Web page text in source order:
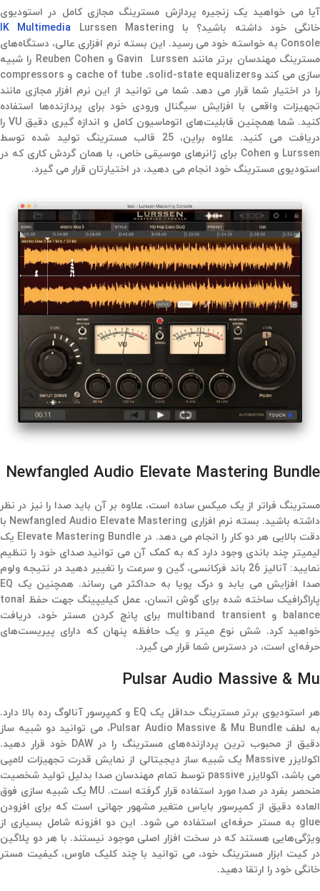
آیا می خواهید یک زنجیره پردازش مسترینگ مجازی کامل در استودیوی
خانگی خود داشته باشید؟ با
IK Multimedia Lurssen Mastering
Console به خواسته خود می رسید. این بسته نرم افزاری عالی، دستگاه‌های
مسترینگ مهندسان برتر مانند Gavin Lurssen و Reuben Cohen را شبیه
سازی می کند وcache of tube ،solid-state equalizers و compressors
را در اختیار شما قرار می دهد. شما می توانید از این نرم افزار مجازی مانند
تجهیزات واقعی با افزایش سیگنال ورودی خود برای پردازنده‌ها استفاده
کنید. شما همچنین قابلیت‌های اتوماسیون کامل و اندازه گیری دقیق VU را
دریافت می کنید. علاوه براین، 25 قالب مسترینگ تولید شده توسط
Lurssen و Cohen برای ژانرهای موسیقی خاص، با همان گردش کاری که در
استودیوی مسترینگ خود انجام می دهید، در اختیارتان قرار می گیرد.
Newfangled Audio Elevate Mastering Bundle
مسترینگ فراتر از یک میکس ساده است، علاوه بر آن باید صدا را نیز در نظر
داشته باشید. بسته نرم افزاری Newfangled Audio Elevate Mastering با
دقت بالایی هر دو کار را انجام می دهد. در Elevate Mastering Bundle یک
لیمیتر چند باندی وجود دارد که به کمک آن می توانید صدای خود را تنظیم
نمایید: آنالیز 26 باند فرکانسی، گین و سرعت را تغییر دهید در نتیجه ولوم
صدا افزایش می یابد و درک پویا به حداکثر می رساند. همچنین یک EQ
پاراگرافیک ساخته شده برای گوش انسان،‌ عمل کیلیپینگ جهت حفظ tonal
balance و multiband transient برای پانچ کردن مستر خود، دریافت
خواهید کرد. شش نوع میتر و یک حافظه پنهان که دارای پیریست‌های
حرفه‌ای است، در دسترس شما قرار می گیرد.
Pulsar Audio Massive & Mu
هر استودیوی برتر مسترینگ حداقل یک EQ و کمپرسور آنالوگ رده بالا دارد.
به لطف Pulsar Audio Massive & Mu Bundle، می توانید دو شبیه ساز
دقیق از محبوب ترین پردازنده‌های مسترینگ را در DAW خود قرار دهید.
اکولایزر Massive یک شبیه ساز دیجیتالی از نمایش قدرت تجهیزات لامپی
می باشد، اکولایزر passive توسط تمام مهندسان صدا بدلیل تولید شخصیت
منحصر بفرد در صدا مورد استفاده قرار گرفته است. MU یک شبیه سازی فوق
العاده دقیق از کمپرسور بایاس متغیر مشهور جهانی است که برای افزودن
glue به مستر حرفه‌ای استفاده می شود. این دو افزونه شامل بسیاری از
ویژگی‌هایی هستند که در سخت افزار اصلی موجود نیستند. با هر دو پلاگین
در کیت ابزار مسترینگ خود، می توانید با چند کلیک ماوس، کیفیت مستر
خانگی خود را ارتقا دهید.